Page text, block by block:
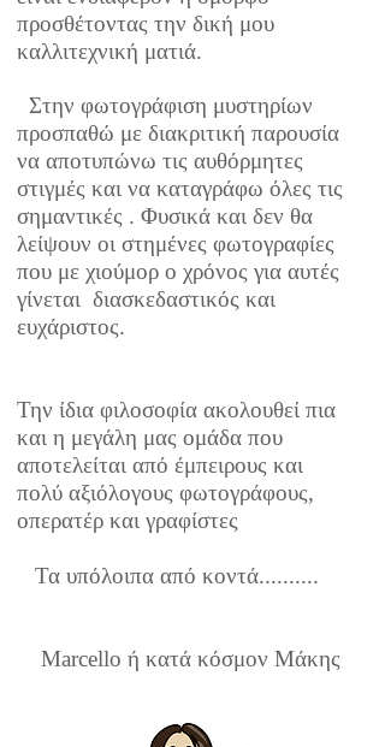
προσθέτοντας την δική μου
καλλιτεχνική ματιά.
Στην φωτογράφιση μυστηρίων
προσπαθώ με διακριτική παρουσία
να αποτυπώνω τις αυθόρμητες
στιγμές και να καταγράφω όλες τις
σημαντικές . Φυσικά και δεν θα
λείψουν οι στημένες φωτογραφίες
που με χιούμορ ο χρόνος για αυτές
γίνεται διασκεδαστικός και
ευχάριστος.
Την ίδια φιλοσοφία ακολουθεί πια
και η μεγάλη μας ομάδα που
αποτελείται από έμπειρους και
πολύ αξιόλογους φωτογράφους,
οπερατέρ και γραφίστες
Τα υπόλοιπα από κοντά..........
Marcello ή κατά κόσμον Μάκης